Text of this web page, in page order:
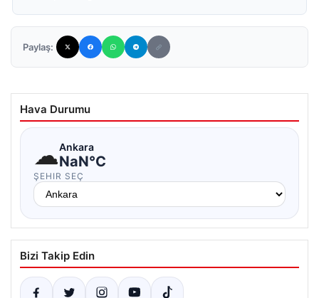
Paylaş:
Hava Durumu
☁Ankara
NaN°C
ŞEHIR SEÇ
Bizi Takip Edin